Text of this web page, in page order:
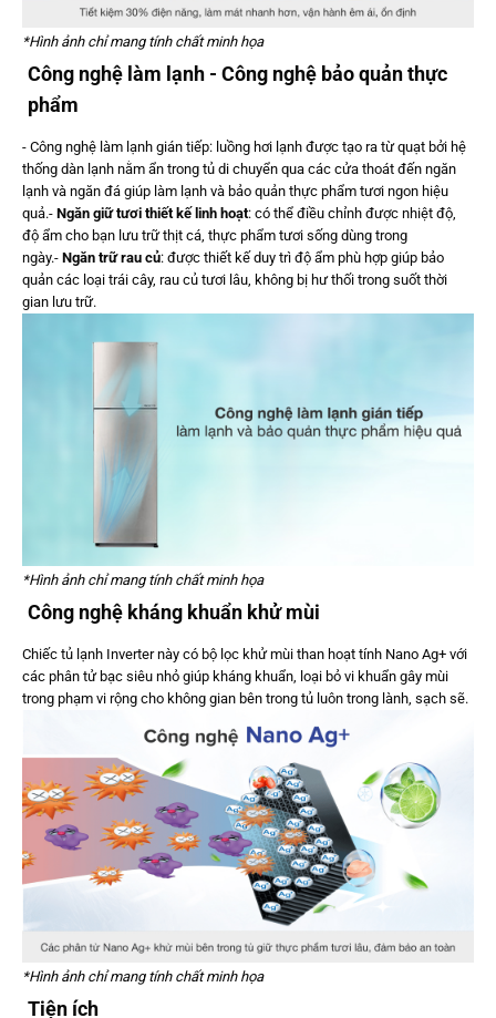
*Hình ảnh chỉ mang tính chất minh họa
Công nghệ làm lạnh - Công nghệ bảo quản thực
phẩm
- Công nghệ làm lạnh gián tiếp: luồng hơi lạnh được tạo ra từ quạt bởi hệ
thống dàn lạnh nằm ẩn trong tủ di chuyển qua các cửa thoát đến ngăn
lạnh và ngăn đá giúp làm lạnh và bảo quản thực phẩm tươi ngon hiệu
quả.- Ngăn giữ tươi thiết kế linh hoạt: có thể điều chỉnh được nhiệt độ,
độ ẩm cho bạn lưu trữ thịt cá, thực phẩm tươi sống dùng trong
ngày.- Ngăn trữ rau củ: được thiết kế duy trì độ ẩm phù hợp giúp bảo
quản các loại trái cây, rau củ tươi lâu, không bị hư thối trong suốt thời
gian lưu trữ.
*Hình ảnh chỉ mang tính chất minh họa
Công nghệ kháng khuẩn khử mùi
Chiếc tủ lạnh Inverter này có bộ lọc khử mùi than hoạt tính Nano Ag+ với
các phân tử bạc siêu nhỏ giúp kháng khuẩn, loại bỏ vi khuẩn gây mùi
trong phạm vi rộng cho không gian bên trong tủ luôn trong lành, sạch sẽ.
*Hình ảnh chỉ mang tính chất minh họa
Tiện ích